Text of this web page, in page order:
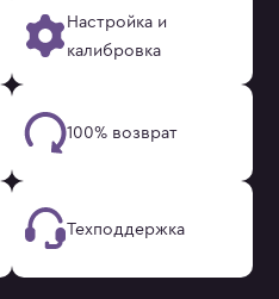
Настройка и
калибровка
100% возврат
Техподдержка